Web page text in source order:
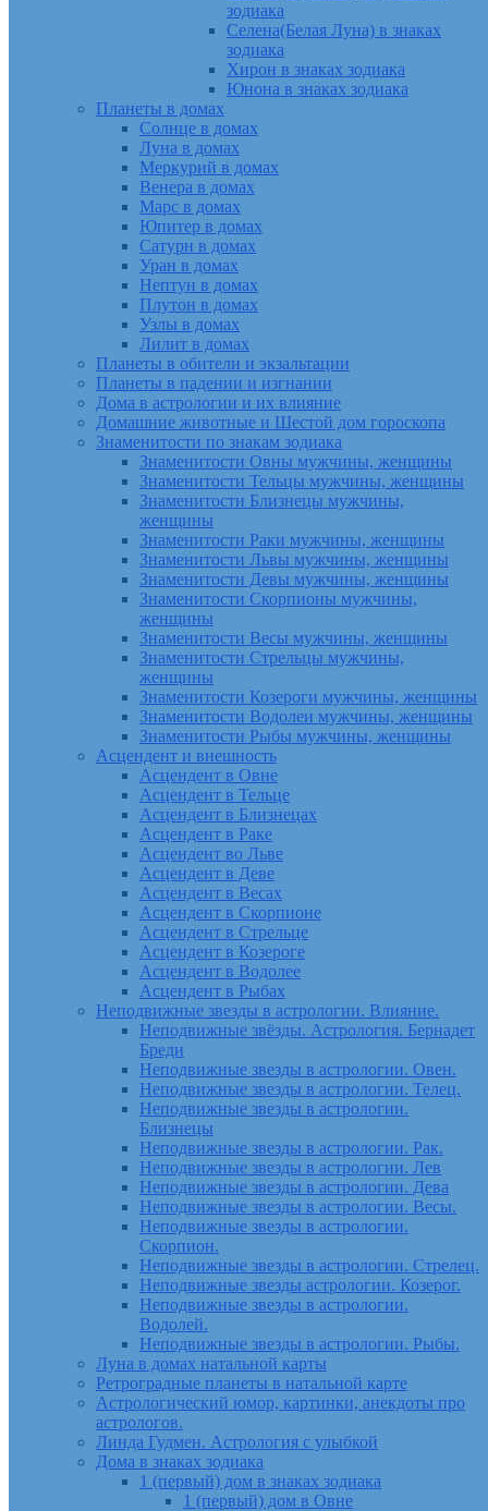
зодиака
Селена(Белая Луна) в знаках
зодиака
Хирон в знаках зодиака
Юнона в знаках зодиака
Планеты в домах
Солнце в домах
Луна в домах
Меркурий в домах
Венера в домах
Марс в домах
Юпитер в домах
Сатурн в домах
Уран в домах
Нептун в домах
Плутон в домах
Узлы в домах
Лилит в домах
Планеты в обители и экзальтации
Планеты в падении и изгнании
Дома в астрологии и их влияние
Домашние животные и Шестой дом гороскопа
Знаменитости по знакам зодиака
Знаменитости Овны мужчины, женщины
Знаменитости Тельцы мужчины, женщины
Знаменитости Близнецы мужчины,
женщины
Знаменитости Раки мужчины, женщины
Знаменитости Львы мужчины, женщины
Знаменитости Девы мужчины, женщины
Знаменитости Скорпионы мужчины,
женщины
Знаменитости Весы мужчины, женщины
Знаменитости Стрельцы мужчины,
женщины
Знаменитости Козероги мужчины, женщины
Знаменитости Водолеи мужчины, женщины
Знаменитости Рыбы мужчины, женщины
Асцендент и внешность
Асцендент в Овне
Асцендент в Тельце
Асцендент в Близнецах
Асцендент в Раке
Асцендент во Льве
Асцендент в Деве
Асцендент в Весах
Асцендент в Скорпионе
Асцендент в Стрельце
Асцендент в Козероге
Асцендент в Водолее
Асцендент в Рыбах
Неподвижные звезды в астрологии. Влияние.
Неподвижные звёзды. Астрология. Бернадет
Бреди
Неподвижные звезды в астрологии. Овен.
Неподвижные звезды в астрологии. Телец.
Неподвижные звезды в астрологии.
Близнецы
Неподвижные звезды в астрологии. Рак.
Неподвижные звезды в астрологии. Лев
Неподвижные звезды в астрологии. Дева
Неподвижные звезды в астрологии. Весы.
Неподвижные звезды в астрологии.
Скорпион.
Неподвижные звезды в астрологии. Стрелец.
Неподвижные звезды астрологии. Козерог.
Неподвижные звезды в астрологии.
Водолей.
Неподвижные звезды в астрологии. Рыбы.
Луна в домах натальной карты
Ретроградные планеты в натальной карте
Астрологический юмор, картинки, анекдоты про
астрологов.
Линда Гудмен. Астрология с улыбкой
Дома в знаках зодиака
1 (первый) дом в знаках зодиака
1 (первый) дом в Овне